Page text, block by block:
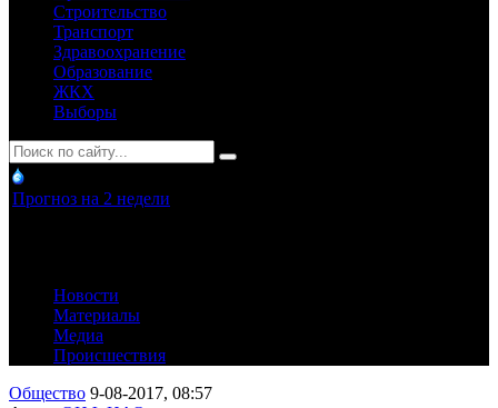
Строительство
Транспорт
Здравоохранение
Образование
ЖКХ
Выборы
Прогноз на 2 недели
Новости
Материалы
Медиа
Происшествия
Общество 9-08-2017, 08:57